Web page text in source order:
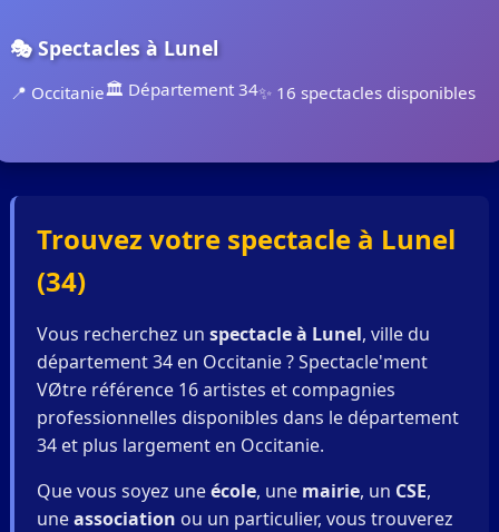
🎭 Spectacles à Lunel
📍 Occitanie🏛️ Département 34✨ 16 spectacles disponibles
Trouvez votre spectacle à Lunel
(34)
Vous recherchez un spectacle à Lunel, ville du
département 34 en Occitanie ? Spectacle'ment
VØtre référence 16 artistes et compagnies
professionnelles disponibles dans le département
34 et plus largement en Occitanie.
Que vous soyez uneécole, une mairie, un CSE,
uneassociation ou un particulier, vous trouverez